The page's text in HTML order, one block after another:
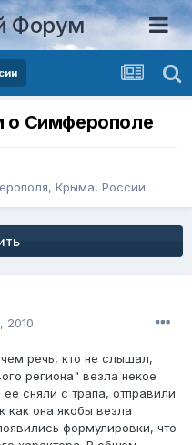
Форум
о Симферополе
Крыма, России
2010
речь, кто не слышал,
региона" везла некое
сняли с трапа, отправили
как она якобы везла
формулировки, что